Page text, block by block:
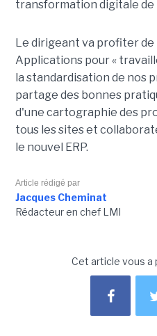
transformation digitale de
Le dirigeant va profiter
Applications pour «
la standardisation de nos
partage des bonnes
d'une cartographie des
tous les sites et
le nouvel ERP.
Article rédigé par
Jacques Cheminat
Rédacteur en chef LMI
Cet article vous a